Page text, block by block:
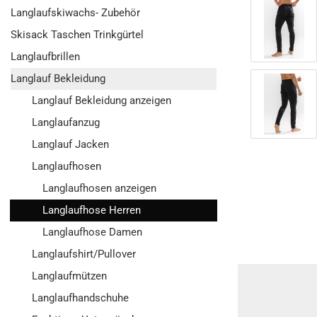
Langlaufskiwachs- Zubehör
Skisack Taschen Trinkgürtel
Langlaufbrillen
Langlauf Bekleidung
Langlauf Bekleidung anzeigen
Langlaufanzug
Langlauf Jacken
Langlaufhosen
Langlaufhosen anzeigen
Langlaufhose Herren
Langlaufhose Damen
Langlaufshirt/Pullover
Langlaufmützen
Langlaufhandschuhe